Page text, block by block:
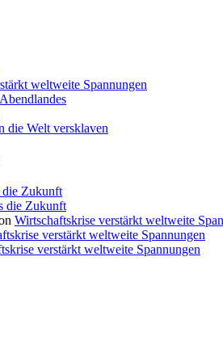
weltweite Spannungen
die Welt versklaven
die Zukunft
die Zukunft
Wirtschaftskrise verstärkt weltweite
verstärkt weltweite Spannungen
verstärkt weltweite Spannungen